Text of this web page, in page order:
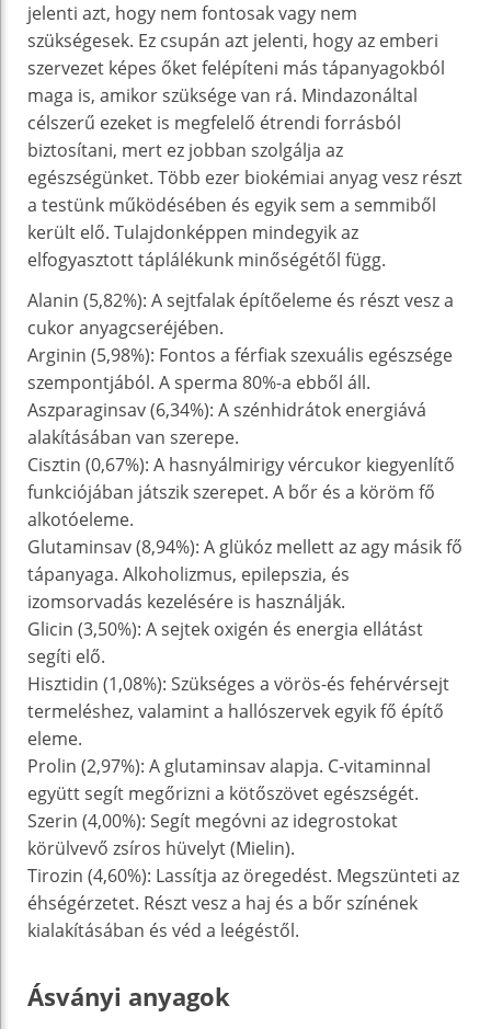
jelenti azt, hogy nem fontosak vagy nem
szükségesek. Ez csupán azt jelenti, hogy az emberi
szervezet képes őket felépíteni más tápanyagokból
maga is, amikor szüksége van rá. Mindazonáltal
célszerű ezeket is megfelelő étrendi forrásból
biztosítani, mert ez jobban szolgálja az
egészségünket. Több ezer biokémiai anyag vesz részt
a testünk működésében és egyik sem a semmiből
került elő. Tulajdonképpen mindegyik az
elfogyasztott táplálékunk minőségétől függ.
Alanin (5,82%): A sejtfalak építőeleme és részt vesz a
cukor anyagcseréjében.
Arginin (5,98%): Fontos a férfiak szexuális egészsége
szempontjából. A sperma 80%-a ebből áll.
Aszparaginsav (6,34%): A szénhidrátok energiává
alakításában van szerepe.
Cisztin (0,67%): A hasnyálmirigy vércukor kiegyenlítő
funkciójában játszik szerepet. A bőr és a köröm fő
alkotóeleme.
Glutaminsav (8,94%): A glükóz mellett az agy másik fő
tápanyaga. Alkoholizmus, epilepszia, és
izomsorvadás kezelésére is használják.
Glicin (3,50%): A sejtek oxigén és energia ellátást
segíti elő.
Hisztidin (1,08%): Szükséges a vörös-és fehérvérsejt
termeléshez, valamint a hallószervek egyik fő építő
eleme.
Prolin (2,97%): A glutaminsav alapja. C-vitaminnal
együtt segít megőrizni a kötőszövet egészségét.
Szerin (4,00%): Segít megóvni az idegrostokat
körülvevő zsíros hüvelyt (Mielin).
Tirozin (4,60%): Lassítja az öregedést. Megszünteti az
éhségérzetet. Részt vesz a haj és a bőr színének
kialakításában és véd a leégéstől.
Ásványi anyagok